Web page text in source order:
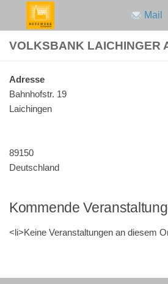
Zum Inhalt springen Mail
VOLKSBANK LAICHINGER
Adres­se
Bahn­hofstr. 19
Laichingen
89150
Deutschland
Kommende
<li>Keine Ver­an­stal­tun­gen an die­sem